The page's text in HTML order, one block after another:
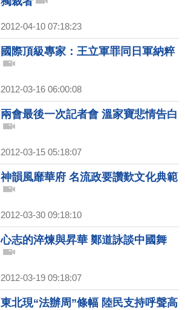
2012-04-10 07:18:23
國際頂級專家：王立軍罪同日軍納粹
2012-03-16 06:00:08
兩會最後一次記者會 溫家寶悲情告白
2012-03-15 05:18:07
神韻風靡華府 名流政要讚歎文化典範
2012-03-30 09:18:10
心志的淬煉與昇華 鄭道詠談中國舞
2012-03-19 09:18:07
東北現“法辦周”條幅 陸民支持呼聲高